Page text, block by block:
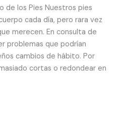
de los Pies Nuestros pies
cada día, pero rara vez
merecen. En consulta de
problemas que podrían
cambios de hábito. Por
cortas o redondear en